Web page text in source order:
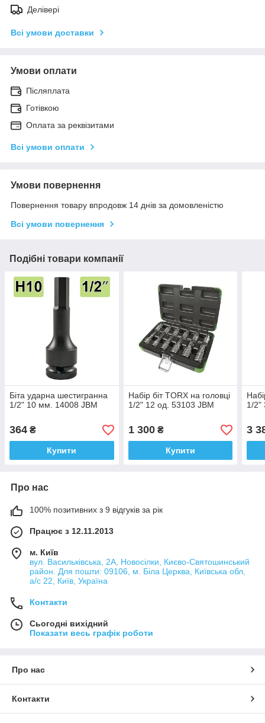
Делівері
Всі умови доставки
Умови оплати
Післяплата
Готівкою
Оплата за реквізитами
Всі умови оплати
Умови повернення
Повернення товару впродовж 14 днів за домовленістю
Всі умови повернення
Подібні товари компанії
Біта ударна шестигранна
1/2" 10 мм. 14008 JBM
364 ₴
Купити
Набір біт TORX на головці
1/2" 12 од. 53103 JBM
1 300₴
Купити
1/2"
3
Про нас
100% позитивних з 9 відгуків за рік
Працює з 12.11.2013
м. Київ
вул. Васильківська, 2А, Новосілки, Києво-Святошинський
район. Для пошти: 09106, м. Біла Церква, Київська обл,
а/с 22, Київ, Україна
Контакти
Сьогодні вихідний
Показати весь графік роботи
Про нас
Контакти